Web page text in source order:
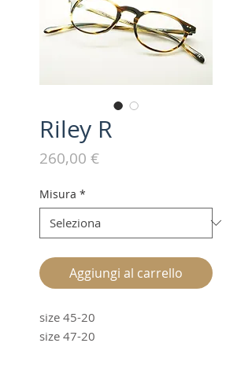
Riley R
260,00 €Prezzo
Misura *
Aggiungi al carrello
size 45-20
size 47-20